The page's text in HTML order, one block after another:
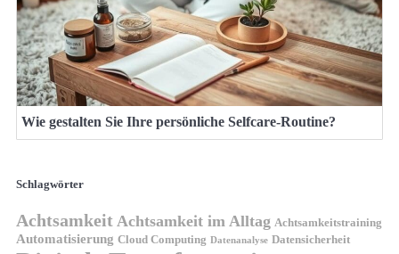
Wie gestalten Sie Ihre persönliche Selfcare-Routine?
Schlagwörter
Achtsamkeit Achtsamkeit im Alltag Achtsamkeitstraining
Automatisierung Cloud Computing Datenanalyse Datensicherheit